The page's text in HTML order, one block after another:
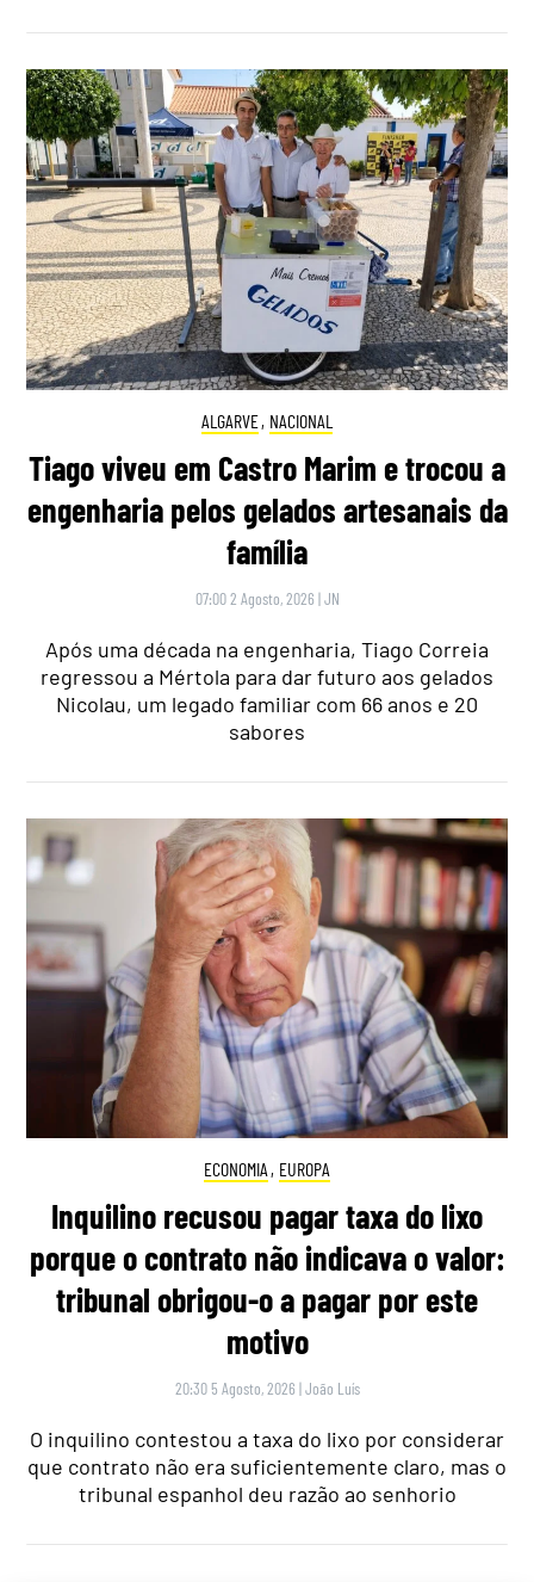
ALGARVE, NACIONAL
Tiago viveu em Castro Marim e trocou a
engenharia pelos gelados artesanais da
família
07:00 2 Agosto, 2026 |JN
Após uma década na engenharia, Tiago Correia
regressou a Mértola para dar futuro aos gelados
Nicolau, um legado familiar com 66 anos e 20
sabores
ECONOMIA , EUROPA
Inquilino recusou pagar taxa do lixo
porque o contrato não indicava o valor:
tribunal obrigou-o a pagar por este
motivo
20:30 5 Agosto, 2026 |João Luís
O inquilino contestou a taxa do lixo por considerar
que contrato não era suficientemente claro, mas o
tribunal espanhol deu razão ao senhorio